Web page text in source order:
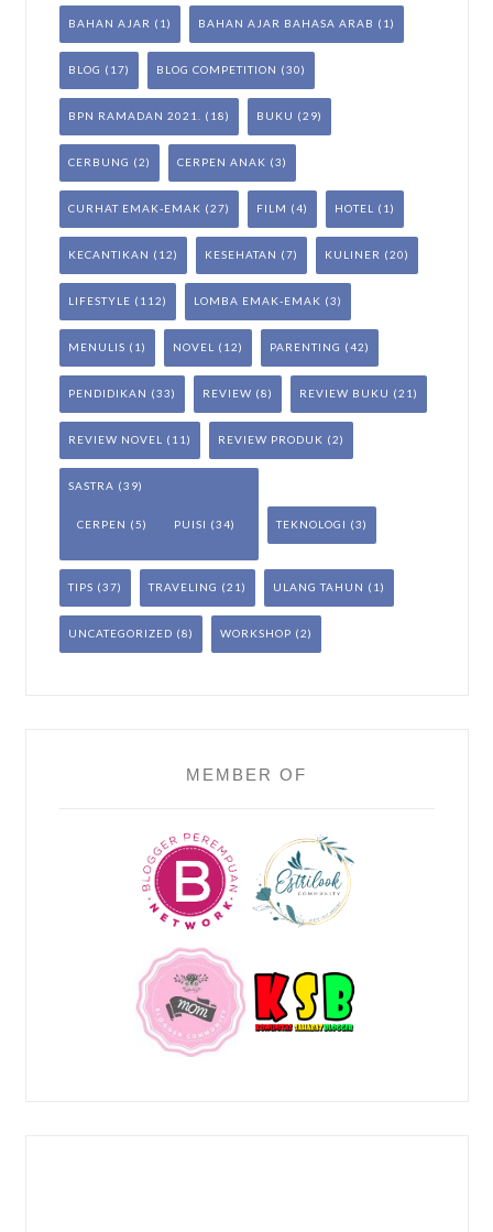
BAHAN AJAR (1) BAHAN AJAR BAHASA ARAB (1)
BLOG (17) BLOG COMPETITION (30)
BPN RAMADAN 2021. (18) BUKU (29)
CERBUNG (2) CERPEN ANAK (3)
CURHAT EMAK-EMAK (27) FILM (4) HOTEL (1)
KECANTIKAN (12) KESEHATAN (7) KULINER (20)
LIFESTYLE (112) LOMBA EMAK-EMAK (3)
MENULIS (1) NOVEL (12) PARENTING (42)
PENDIDIKAN (33) REVIEW (8) REVIEW BUKU (21)
REVIEW NOVEL (11) REVIEW PRODUK (2)
SASTRA (39)
CERPEN (5) PUISI (34) TEKNOLOGI (3)
TIPS (37) TRAVELING (21) ULANG TAHUN (1)
UNCATEGORIZED (8) WORKSHOP (2)
MEMBER OF